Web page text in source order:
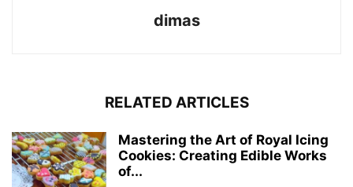
dimas
RELATED ARTICLES
Mastering the Art of Royal Icing
Cookies: Creating Edible Works
of...